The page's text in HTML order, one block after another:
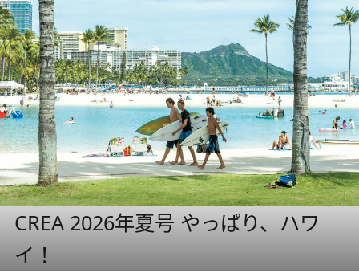
CREA 2026年夏号 やっぱり、ハワ
イ！